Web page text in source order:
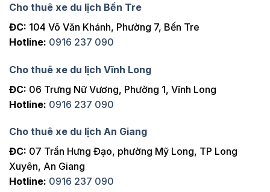
Cho thuê xe du lịch Bến Tre
ĐC: 104 Võ Văn Khánh, Phường 7, Bến Tre
Hotline: 0916 237 090
Cho thuê xe du lịch Vĩnh Long
ĐC: 06 Trưng Nữ Vương, Phường 1, Vĩnh Long
Hotline: 0916 237 090
Cho thuê xe du lịch An Giang
ĐC: 07 Trần Hưng Đạo, phường Mỹ Long, TP Long
Xuyên, An Giang
Hotline: 0916 237 090